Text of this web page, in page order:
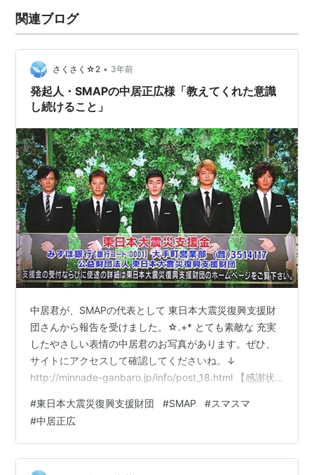
関連ブログ
さくさく☆2 • 3年前
発起人・SMAPの中居正広様「教えてくれた意識
し続けること」
中居君が、SMAPの代表として 東日本大震災復興支援財
団さんから報告を受けました。☆.+* とても素敵な 充実
したやさしい表情の中居君のお写真があります。ぜひ、
サイトにアクセスして確認してくださいね。↓
http://minnade-ganbaro.jp/info/post_18.html 【感謝状
援"https://t.co/hD4d4XkfGY東日本大震災復興支援財団
は「継続的に震災復興支援を呼び掛けていただきまし
た」と感謝。同財団は被災した子どもとその家族への支
援を目的として設立。発起人として孫正義氏と王貞治
#東日本大震災復興支援財団 #SMAP #スマスマ
#中居正広